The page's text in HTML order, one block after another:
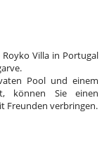
Villa in Portugal
Pool und einem
können Sie einen
Freunden verbringen.